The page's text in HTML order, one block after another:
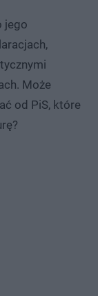
jego
Może
od PiS, które